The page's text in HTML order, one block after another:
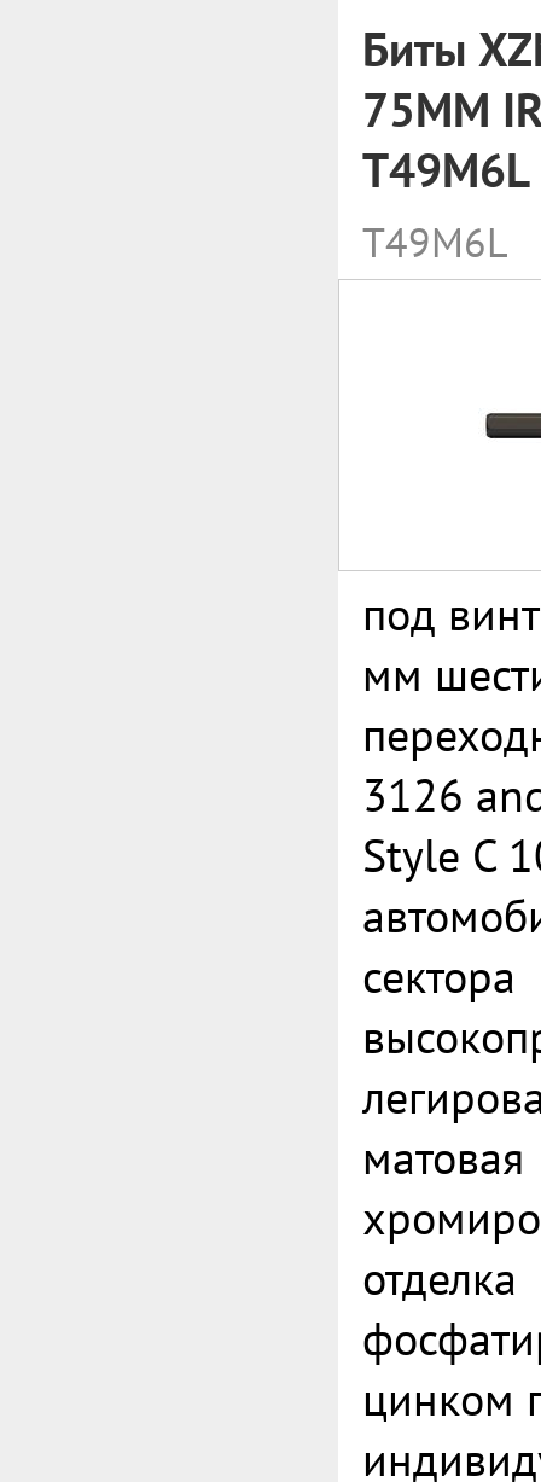
Биты
75MM
T49M6L
T49M6L
под
мм
3126
Style C
сектора
матовая
отделка
цинком